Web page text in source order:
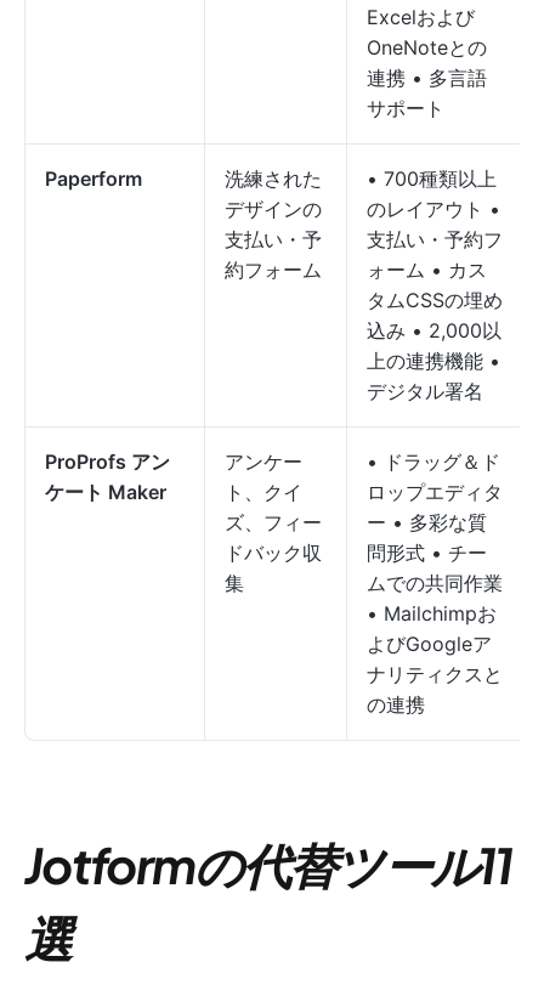
Excelおよび
OneNoteとの
連携 • 多言語
サポート
Paperform
洗練された
デザインの
支払い・予
約フォーム
• 700種類以上
のレイアウト •
支払い・予約フ
ォーム • カス
タムCSSの埋め
込み • 2,000以
上の連携機能 •
デジタル署名
ProProfs アン
ケート Maker
アンケー
ト、クイ
ズ、フィー
ドバック収
集
• ドラッグ＆ド
ロップエディタ
ー • 多彩な質
問形式 • チー
ムでの共同作業
• Mailchimpお
よびGoogleア
ナリティクスと
の連携
Jotformの代替ツール11
選